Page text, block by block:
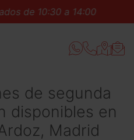
a 14:00 L-V de 10:00
de segunda
disponibles en
Madrid